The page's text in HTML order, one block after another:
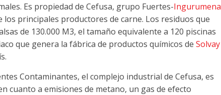
. Es propiedad de Cefusa, grupo Fuertes-Ingurumena
los principales productores de carne. Los residuos que
de 130.000 M3, el tamaño equivalente a 120 piscinas
que genera la fábrica de productos químicos de Solvay
.
Contaminantes, el complejo industrial de Cefusa, es
cuanto a emisiones de metano, un gas de efecto